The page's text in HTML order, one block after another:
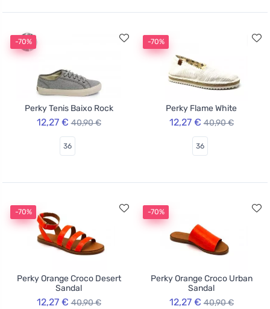
-70%
Perky Tenis Baixo Rock
12,27 € 40,90 €
36
-70%
Perky Flame White
12,27 € 40,90 €
36
-70%
Perky Orange Croco Desert
Sandal
12,27 € 40,90 €
-70%
Perky Orange Croco Urban
Sandal
12,27 € 40,90 €